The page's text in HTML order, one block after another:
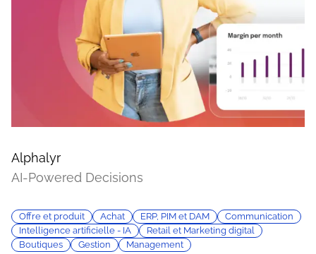
Alphalyr
AI-Powered Decisions
Offre et produit Achat ERP, PIM et DAM
Communication
Intelligence artificielle - IA
Retail et Marketing digital
Boutiques
Gestion Management